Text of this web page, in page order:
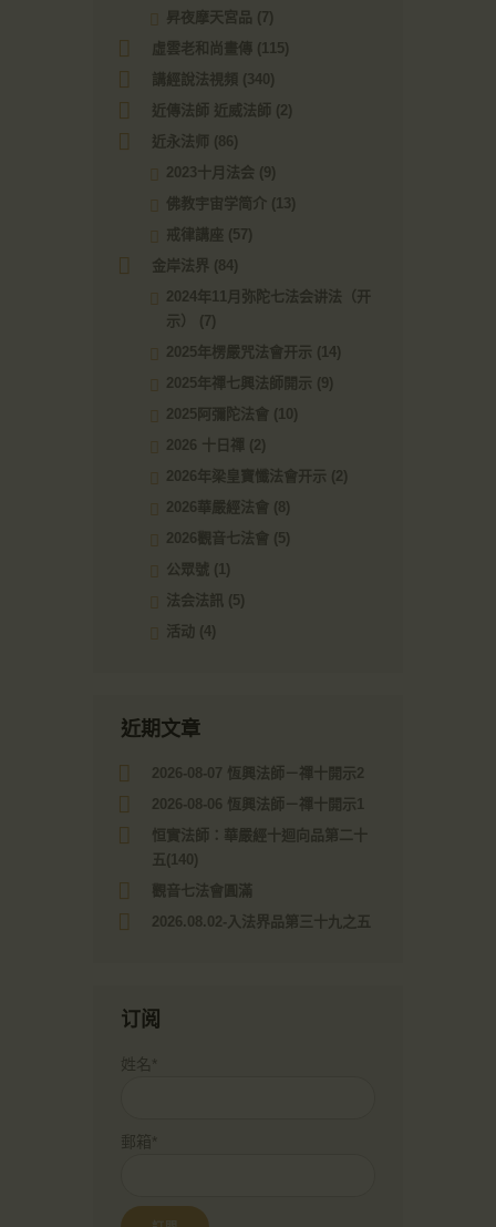
昇夜摩天宮品 (7)
虛雲老和尚畫傳 (115)
講經說法視頻
(340)
近傳法師 近威法師 (2)
近永法师
(86)
2023十月法会 (9)
佛教宇宙学简介 (13)
戒律講座 (57)
金岸法界 (84)
2024年11月弥陀七法会讲法（开
示）
(7)
2025年楞嚴咒法會开示 (14)
2025年禪七興法師開示 (9)
2025阿彌陀法會 (10)
2026 十日禪
(2)
2026年梁皇寶懺法會开示 (2)
2026華嚴經法會 (8)
2026觀音七法會 (5)
公眾號 (1)
法会法訊 (5)
活动 (4)
近期文章
2026-08-07 恆興法師－禪十開示2
2026-08-06 恆興法師－禪十開示1
恒實法師：華嚴經十迴向品第二十
五(140)
觀音七法會圓滿
2026.08.02-入法界品第三十九之五
订阅
姓名*
郵箱*